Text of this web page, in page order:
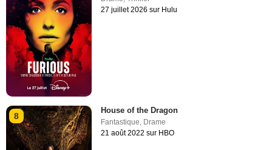
27 juillet 2026 sur Hulu
8
House of the Dragon
Fantastique, Drame
21 août 2022 sur HBO